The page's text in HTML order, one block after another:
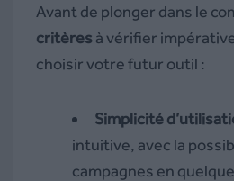
Avant de plonger dans le
critèresà vérifier
choisir votre futur outil :
Simplicité
intuitive, avec la
campagnes en